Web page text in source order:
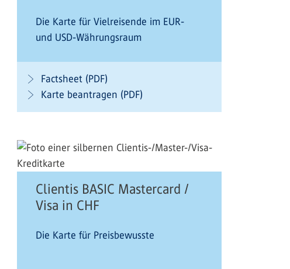
Die Karte für Vielreisende im EUR-
und USD-Währungsraum
Factsheet (PDF)
Karte beantragen (PDF)
Clientis BASIC Mastercard /
Visa in CHF
Die Karte für Preisbewusste